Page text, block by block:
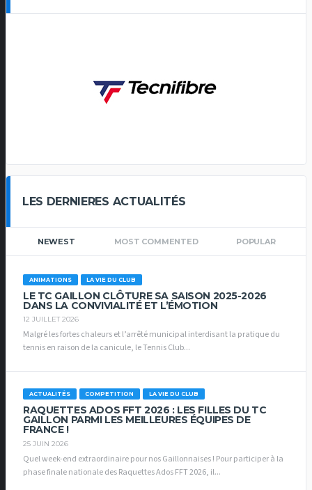
LES DERNIERES ACTUALITÉS
NEWEST MOST COMMENTED POPULAR
ANIMATIONS LA VIE DU CLUB
LE TC GAILLON CLÔTURE SA SAISON 2025-2026
DANS LA CONVIVIALITÉ ET L’ÉMOTION
12 JUILLET 2026
Malgré les fortes chaleurs et l’arrêté municipal interdisant la pratique du
tennis en raison de la canicule, le Tennis Club...
ACTUALITÉS COMPETITION LA VIE DU CLUB
RAQUETTES ADOS FFT 2026 : LES FILLES DU TC
GAILLON PARMI LES MEILLEURES ÉQUIPES DE
FRANCE !
25 JUIN 2026
Quel week-end extraordinaire pour nos Gaillonnaises ! Pour participer à la
phase finale nationale des Raquettes Ados FFT 2026, il...